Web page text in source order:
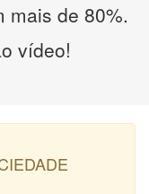
mais de 80%.
vídeo!